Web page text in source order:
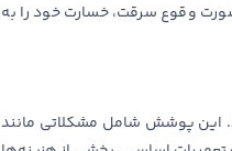
وقوع سرقت، خسارت خود را به
این پوشش شامل مشکلاتی مانند